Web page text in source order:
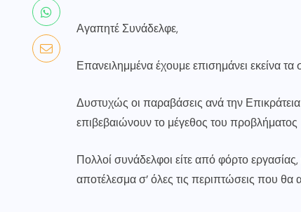
Αγαπητέ Συνάδελφε,
Επανειλημμένα έχουμε επισημάνει εκείνα
Δυστυχώς οι παραβάσεις ανά την
επιβεβαιώνουν το μέγεθος του προβλήματος
Πολλοί συνάδελφοι είτε από φόρτο
αποτέλεσμα σ’ όλες τις περιπτώσεις που θα